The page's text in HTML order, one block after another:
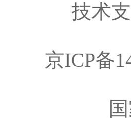
技术
京ICP备